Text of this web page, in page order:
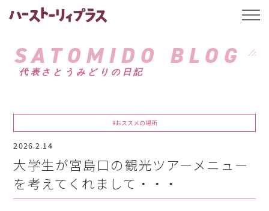
ハーストーリィプ
SATOMIDO BLOG
代表さとうみどりの日記
#おススメの場所
2026.2.14
大学生が宮島口の観光ツアーメニュー
を考えてくれまして・・・
t
l
a